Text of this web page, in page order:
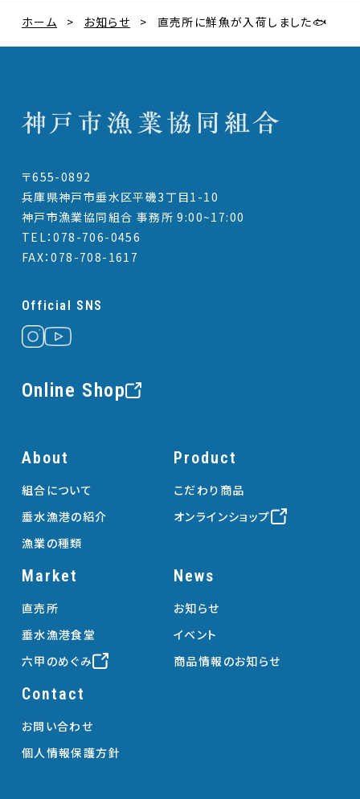
ホーム お知らせ 直売所に鮮魚が入荷しました🐟
〒655-0892
兵庫県神戸市垂水区平磯3丁目1-10
神戸市漁業協同組合 事務所 9:00~17:00
TEL：078-706-0456
FAX：078-708-1617
Official SNS
Online Shop
About
組合について
垂水漁港の紹介
漁業の種類
Product
こだわり商品
オンラインショップ
Market
直売所
垂水漁港食堂
六甲のめぐみ
News
お知らせ
イベント
商品情報のお知らせ
Contact
お問い合わせ
個人情報保護方針